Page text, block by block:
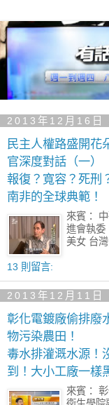
2013年12月16日
民主人權路盛開花
官深度對話（一）
報復？寬容？死刑
南非的全球典範！
來賓：
進會執委
美女 台
13 則留言:
2013年12月11日
彰化電鍍廠偷排廢
物污染農田！
毒水排灌溉水源！
到！大小工廠一樣
來賓：